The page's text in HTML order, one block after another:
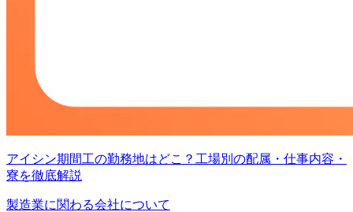
アイシン期間工の勤務地はどこ？工場別の配属・仕事内容・
寮を徹底解説
製造業に関わる会社について